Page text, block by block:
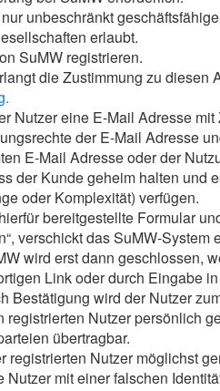
unbeschränkt
erlaubt.
SuMW registrieren.
die Zustimmung zu diesen
Nutzer eine E-Mail Adresse
der E-Mail Adresse
E-Mail Adresse oder der
der Kunde geheim halten und
oder Komplexität) verfügen.
bereitgestellte Formular
verschickt das SuMW-System
wird erst dann geschlossen,
Link oder durch Eingabe
Bestätigung wird der Nutzer
Nutzer persönlich
übertragbar.
Nutzer möglichst
mit einer falschen